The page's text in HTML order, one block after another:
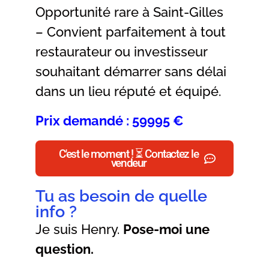
Opportunité rare à Saint-Gilles
– Convient parfaitement à tout
restaurateur ou investisseur
souhaitant démarrer sans délai
dans un lieu réputé et équipé.
Prix demandé : 59995 €
C'est le moment ! ⏳ Contactez le
vendeur
Je suis Henry. Pose-moi une
question.
Tu as besoin de quelle
info ?